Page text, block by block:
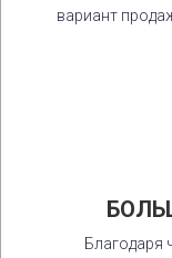
вариант
Благодаря